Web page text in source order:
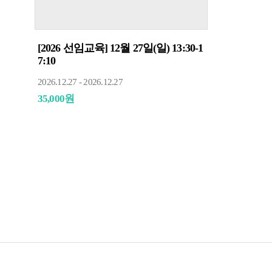
[2026 선임교육] 12월 27일(일) 13:30-1
7:10
2026.12.27 - 2026.12.27
35,000원